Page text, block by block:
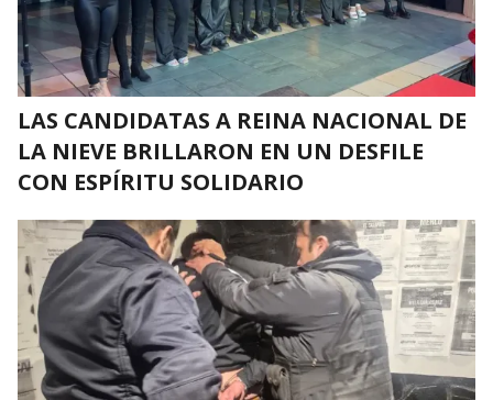
LAS CANDIDATAS A REINA NACIONAL DE
LA NIEVE BRILLARON EN UN DESFILE
CON ESPÍRITU SOLIDARIO